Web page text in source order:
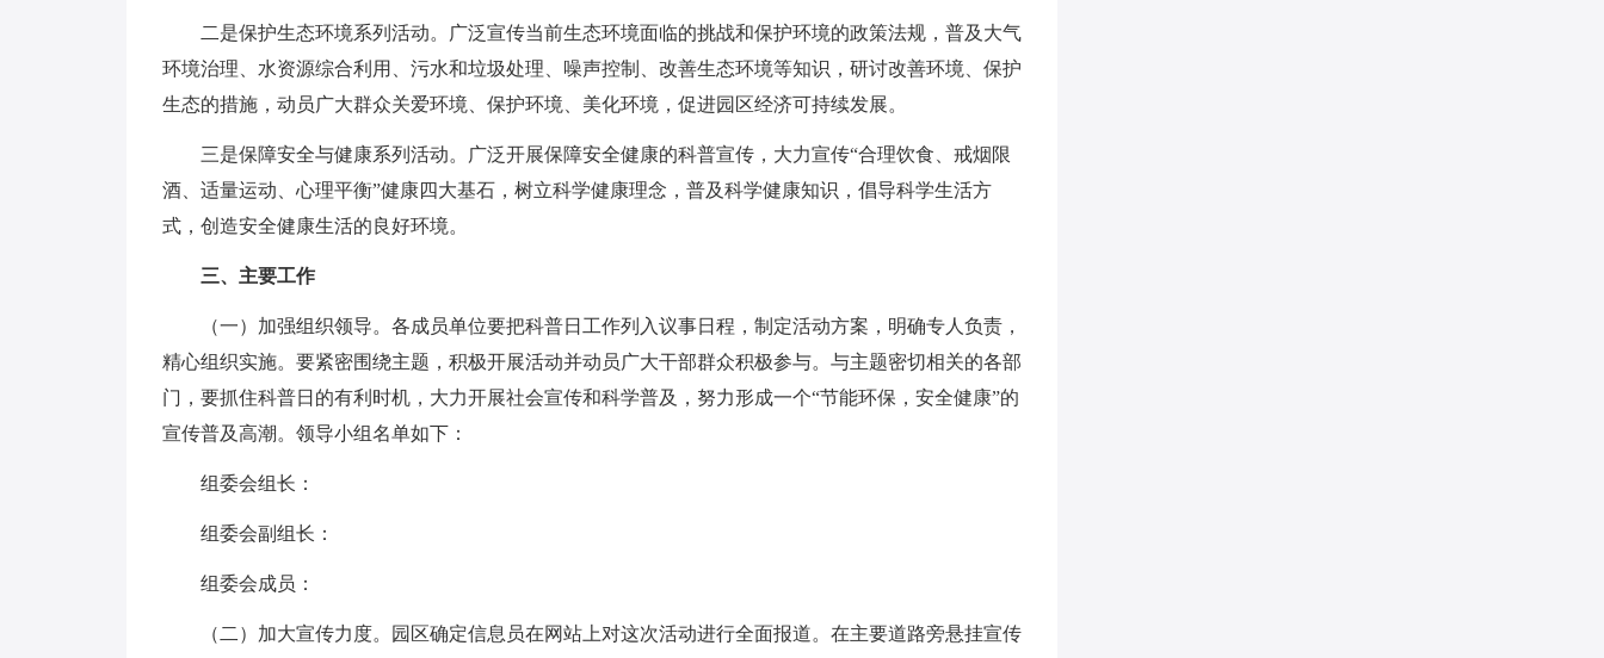
二是保护生态环境系列活动。广泛宣传当前生态环境面临的挑战和保护环境的政策法规，普及大气
环境治理、水资源综合利用、污水和垃圾处理、噪声控制、改善生态环境等知识，研讨改善环境、保护
生态的措施，动员广大群众关爱环境、保护环境、美化环境，促进园区经济可持续发展。
三是保障安全与健康系列活动。广泛开展保障安全健康的科普宣传，大力宣传“合理饮食、戒烟限
酒、适量运动、心理平衡”健康四大基石，树立科学健康理念，普及科学健康知识，倡导科学生活方
式，创造安全健康生活的良好环境。
三、主要工作
（一）加强组织领导。各成员单位要把科普日工作列入议事日程，制定活动方案，明确专人负责，
精心组织实施。要紧密围绕主题，积极开展活动并动员广大干部群众积极参与。与主题密切相关的各部
门，要抓住科普日的有利时机，大力开展社会宣传和科学普及，努力形成一个“节能环保，安全健康”的
宣传普及高潮。领导小组名单如下：
组委会组长：
组委会副组长：
组委会成员：
（二）加大宣传力度。园区确定信息员在网站上对这次活动进行全面报道。在主要道路旁悬挂宣传